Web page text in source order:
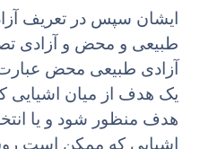
ایشان سپس در تعریف
طبیعى و محض و آزادى
آزادى طبیعى محض
یک هدف از میان اشیایى
هدف منظور شود و یا
اشیایى که ممکن است